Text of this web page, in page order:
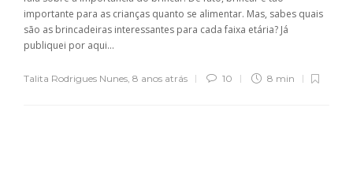
importante para as crianças quanto se alimentar. Mas, sabes quais
são as brincadeiras interessantes para cada faixa etária? Já
publiquei por aqui...
Talita Rodrigues Nunes 8 anos atrás 10 8 min